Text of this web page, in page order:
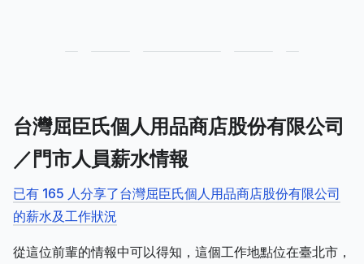
台灣屈臣氏個人用品商店股份有限公司
／門市人員薪水情報
已有 165 人分享了台灣屈臣氏個人用品商店股份有限公司
的薪水及工作狀況
從這位前輩的情報中可以得知，這個工作地點位在臺北市，